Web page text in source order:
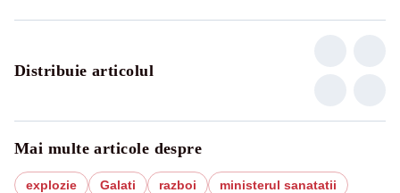
Distribuie articolul
Mai multe articole despre
explozie Galati razboi
ministerul sanatatii